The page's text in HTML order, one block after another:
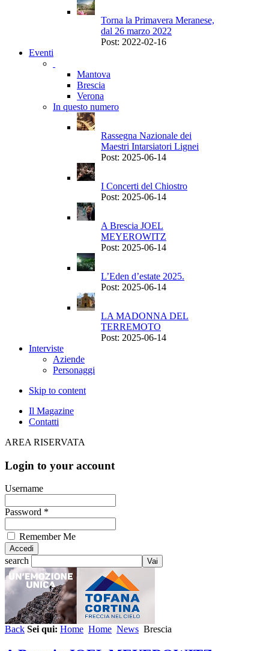
Torna la Primavera Meranese,
dal 26 marzo 2022
Post: 2022-02-16
Eventi
Mantova
Brescia
Verona
In questo numero
Rassegna Nazionale dei
Maestri Intarsiatori Lignei
Post: 2025-06-14
I Concerti del Chiostro
Post: 2025-06-14
A Brescia JOEL
MEYEROWITZ
Post: 2025-06-14
L’Eden d’estate 2025.
Post: 2025-06-14
LA MADONNA DEL
TERREMOTO
Post: 2025-06-14
Interviste
Aziende
Personaggi
Skip to content
Il Magazine
Contatti
AREA RISERVATA
Login to your account
Username
Password *
Remember Me
search
Back Sei qui: Home Home News Brescia